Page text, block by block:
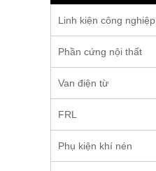
Linh kiện công nghiệp
Phần cứng nội thất
Van điện từ
FRL
Phụ kiện khí nén